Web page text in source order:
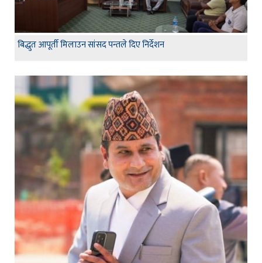
बिद्धुत आपूर्ती मिलाउन सांसद पन्तले दिए निर्देशन